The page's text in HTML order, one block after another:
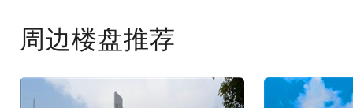
周边楼盘推荐